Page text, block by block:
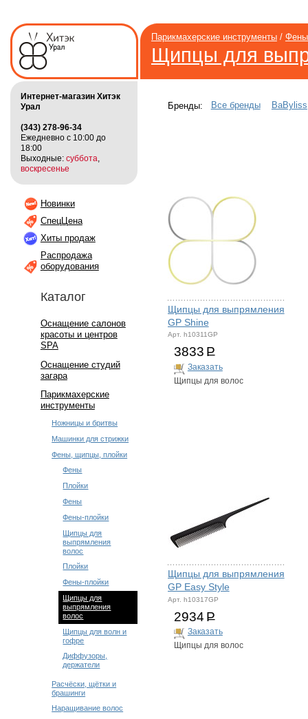
Парикмахерские инструменты/
Щипцы для
Интернет-магазин Хитэк
Урал
(343) 278-96-34
Ежедневно с 10:00 до
18:00
Выходные: суббота
воскресенье
Новинки
СпецЦена
Хиты продаж
Распродажа
оборудования
Каталог
Оснащение салонов
красоты и центров
SPA
Оснащение студий
загара
Парикмахерские
инструменты
Ножницы и бритвы
Машинки для стрижки
Фены, щипцы, плойки
Фены
Плойки
Фены
Фены-плойки
Щипцы для
выпрямления
волос
Плойки
Фены-плойки
Щипцы для
выпрямления
волос
Щипцы для волн и
гофре
Диффузоры,
держатели
Расчёски, щётки и
брашинги
Наращивание волос
Бренды: Все бренды BaByliss
Щипцы для выпрямления
GP Shine
Арт. h10311GP
3833 Р
Заказать
Щипцы для волос
Щипцы для выпрямления
GP Easy Style
Арт. h10317GP
2934 Р
Заказать
Щипцы для волос